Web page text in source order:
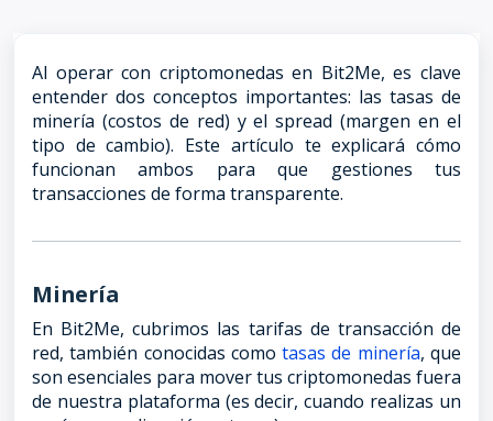
Al operar con criptomonedas en Bit2Me, es clave
entender dos conceptos importantes: las tasas de
minería (costos de red) y el spread (margen en el
tipo de cambio). Este artículo te explicará cómo
funcionan ambos para que gestiones tus
transacciones de forma transparente.
Minería
En Bit2Me, cubrimos las tarifas de transacción de
red, también conocidas comotasas de minería, que
son esenciales para mover tus criptomonedas fuera
de nuestra plataforma (es decir, cuando realizas un